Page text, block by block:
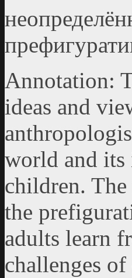
Annotation:
ideas and
world and its
children.
the
adults learn
challenges